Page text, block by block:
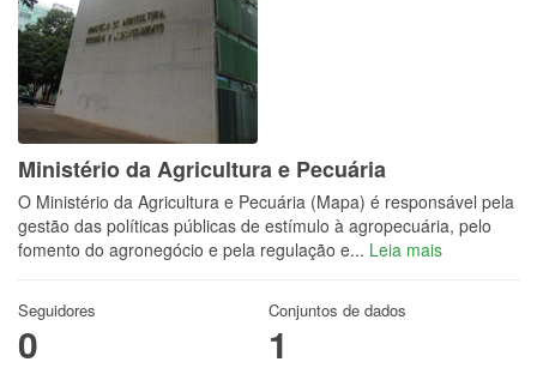
Ministério da Agricultura e Pecuária
O Ministério da Agricultura e Pecuária (Mapa) é responsável pela
gestão das políticas públicas de estímulo à agropecuária, pelo
fomento do agronegócio e pela regulação e... Leia mais
Seguidores
0
Conjuntos de dados
1